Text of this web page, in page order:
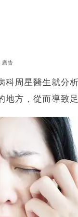
廣告
周星醫生就分
方，從而導致